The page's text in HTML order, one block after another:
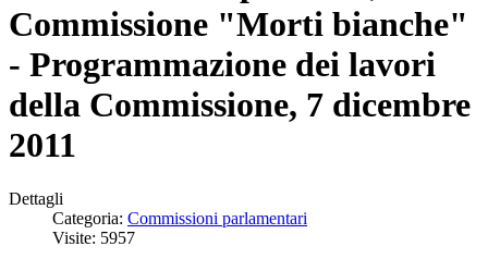
Commissione "Morti bianche"
- Programmazione dei lavori
della Commissione, 7 dicembre
2011
Dettagli
Categoria: Commissioni parlamentari
Visite: 5957